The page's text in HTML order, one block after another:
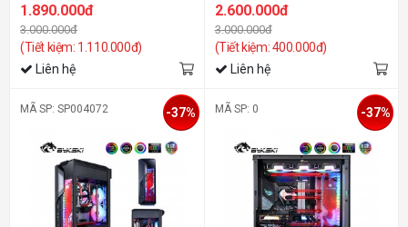
1.890.000đ
3.000.000đ
(Tiết kiệm: 1.110.000đ)
Liên hệ
2.600.000đ
3.000.000đ
(Tiết kiệm: 400.000đ)
Liên hệ
MÃ SP: SP004072 -37% MÃ SP: 0 -37%